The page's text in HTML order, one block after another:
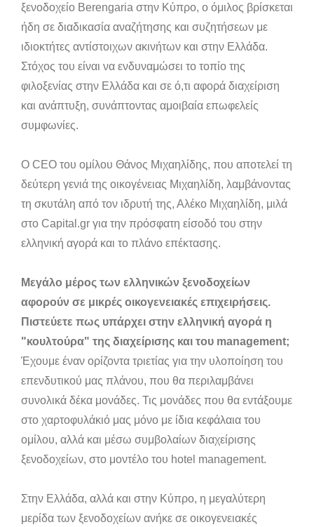
ξενοδοχείο Berengaria στην Κύπρο, ο όμιλος βρίσκεται
ήδη σε διαδικασία αναζήτησης και συζητήσεων με
ιδιοκτήτες αντίστοιχων ακινήτων και στην Ελλάδα.
Στόχος του είναι να ενδυναμώσει το τοπίο της
φιλοξενίας στην Ελλάδα και σε ό,τι αφορά διαχείριση
και ανάπτυξη, συνάπτοντας αμοιβαία επωφελείς
συμφωνίες.
Ο CEO του ομίλου Θάνος Μιχαηλίδης, που αποτελεί τη
δεύτερη γενιά της οικογένειας Μιχαηλίδη, λαμβάνοντας
τη σκυτάλη από τον ιδρυτή της, Αλέκο Μιχαηλίδη, μιλά
στο Capital.gr για την πρόσφατη είσοδό του στην
ελληνική αγορά και το πλάνο επέκτασης.
Μεγάλο μέρος των ελληνικών ξενοδοχείων
αφορούν σε μικρές οικογενειακές επιχειρήσεις.
Πιστεύετε πως υπάρχει στην ελληνική αγορά η
"κουλτούρα" της διαχείρισης και του management;
Έχουμε έναν ορίζοντα τριετίας για την υλοποίηση του
επενδυτικού μας πλάνου, που θα περιλαμβάνει
συνολικά δέκα μονάδες. Τις μονάδες που θα εντάξουμε
στο χαρτοφυλάκιό μας μόνο με ίδια κεφάλαια του
ομίλου, αλλά και μέσω συμβολαίων διαχείρισης
ξενοδοχείων, στο μοντέλο του hotel management.
Στην Ελλάδα, αλλά και στην Κύπρο, η μεγαλύτερη
μερίδα των ξενοδοχείων ανήκε σε οικογενειακές